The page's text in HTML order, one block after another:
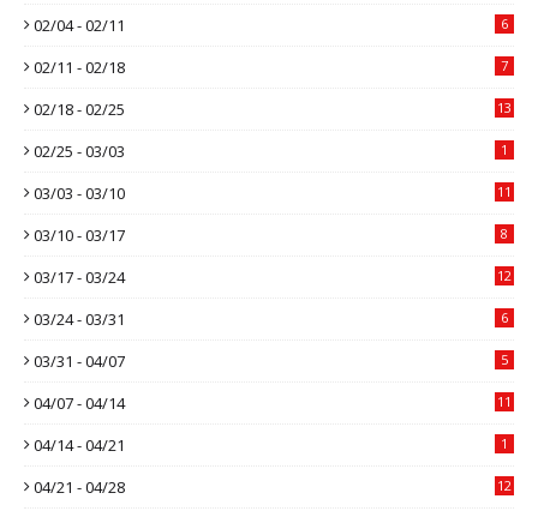
02/04 - 02/11 6
02/11 - 02/18 7
02/18 - 02/25 13
02/25 - 03/03 1
03/03 - 03/10 11
03/10 - 03/17 8
03/17 - 03/24 12
03/24 - 03/31 6
03/31 - 04/07 5
04/07 - 04/14 11
04/14 - 04/21 1
04/21 - 04/28 12